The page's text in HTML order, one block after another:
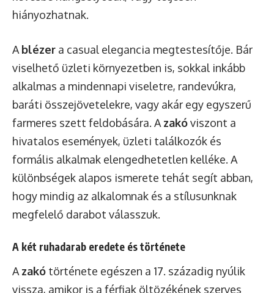
hiányozhatnak.
A blézer a casual elegancia megtestesítője. Bár
viselhető üzleti környezetben is, sokkal inkább
alkalmas a mindennapi viseletre, randevúkra,
baráti összejövetelekre, vagy akár egy egyszerű
farmeres szett feldobására. A zakóviszont a
hivatalos események, üzleti találkozók és
formális alkalmak elengedhetetlen kelléke. A
különbségek alapos ismerete tehát segít abban,
hogy mindig az alkalomnak és a stílusunknak
megfelelő darabot válasszuk.
A két ruhadarab eredete és története
A zakó története egészen a 17. századig nyúlik
vissza, amikor is a férfiak öltözékének szerves